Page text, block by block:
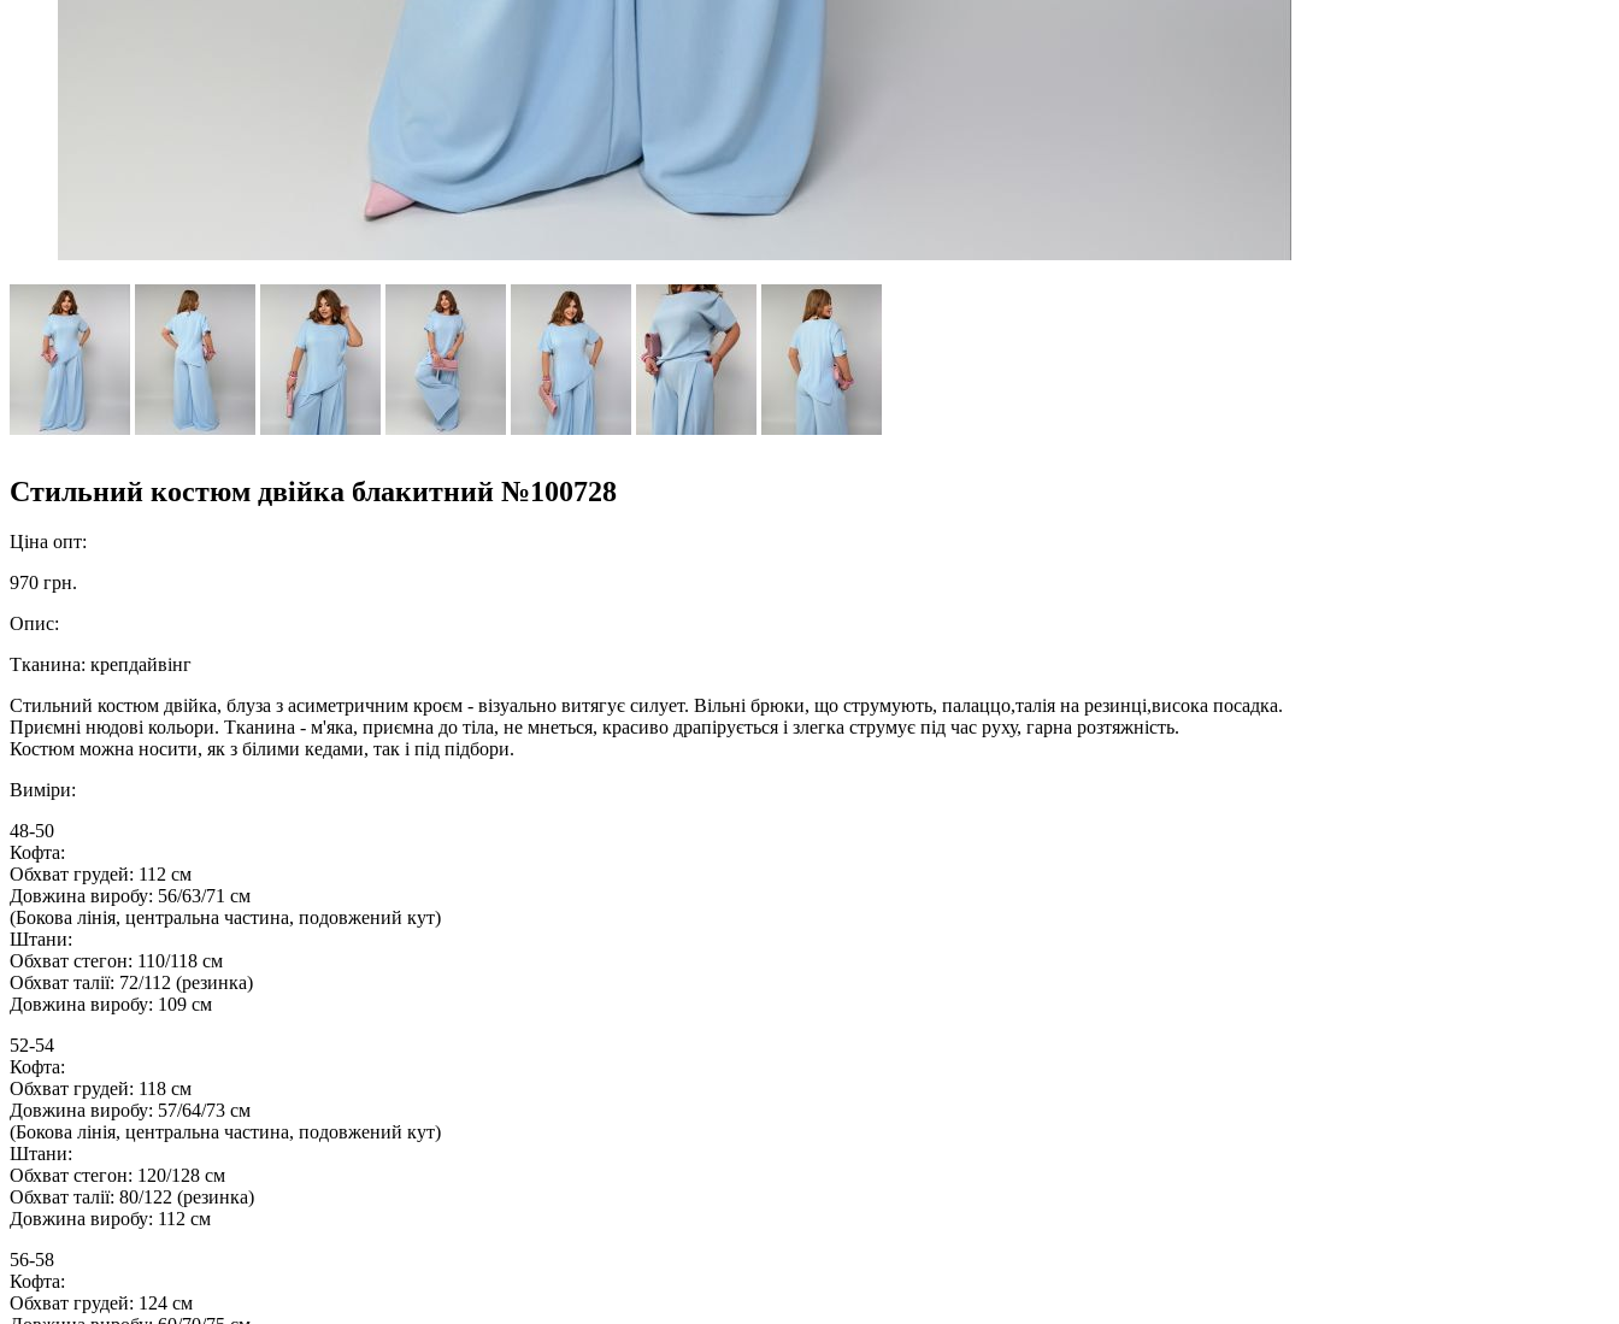
Стильний костюм двійка блакитний №100728
Ціна опт:
970 грн.
Опис:
Тканина: крепдайвінг
Стильний костюм двійка, блуза з асиметричним кроєм - візуально витягує силует. Вільні брюки, що струмують, палаццо,талія на резинці,висока посадка.
Приємні нюдові кольори. Тканина - м'яка, приємна до тіла, не мнеться, красиво драпірується і злегка струмує під час руху, гарна розтяжність.
Костюм можна носити, як з білими кедами, так і під підбори.
Виміри:
48-50
Кофта:
Обхват грудей: 112 см
Довжина виробу: 56/63/71 см
(Бокова лінія, центральна частина, подовжений кут)
Штани:
Обхват стегон: 110/118 см
Обхват талії: 72/112 (резинка)
Довжина виробу: 109 см
52-54
Кофта:
Обхват грудей: 118 см
Довжина виробу: 57/64/73 см
(Бокова лінія, центральна частина, подовжений кут)
Штани:
Обхват стегон: 120/128 см
Обхват талії: 80/122 (резинка)
Довжина виробу: 112 см
56-58
Кофта:
Обхват грудей: 124 см